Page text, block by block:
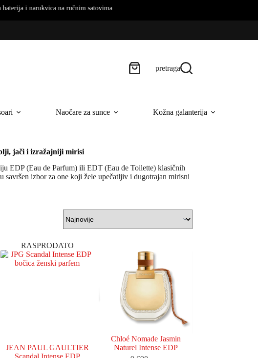
i narukvica na ručnim satovima
pretraga
Naočare za sunce Kožna galanterija
jači i izražajniji mirisi
EDP (Eau de Parfum) ili EDT (Eau de Toilette) klasičnih
savršen izbor za one koji žele upečatljiv i dugotrajan mirisni
RASPRODATO
JEAN PAUL GAULTIER
Scandal Intense EDP
Chloé Nomade Jasmin
Naturel Intense EDP